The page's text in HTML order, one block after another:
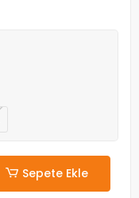
Sepete Ekle